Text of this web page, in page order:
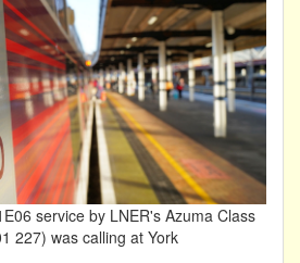
service by LNER's Azuma Class
227) was calling at York